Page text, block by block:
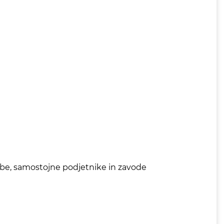
samostojne podjetnike in zavode